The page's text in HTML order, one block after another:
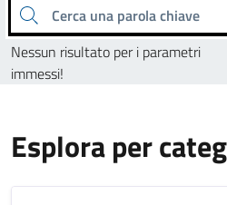
Cerca una parola chiave
Nessun risultato per i parametri
immessi!
Esplora per